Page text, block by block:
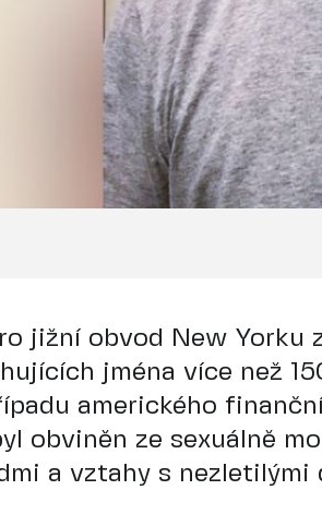
jižní obvod New Yorku
jména více než
amerického
obviněn ze sexuálně
a vztahy s nezletilými